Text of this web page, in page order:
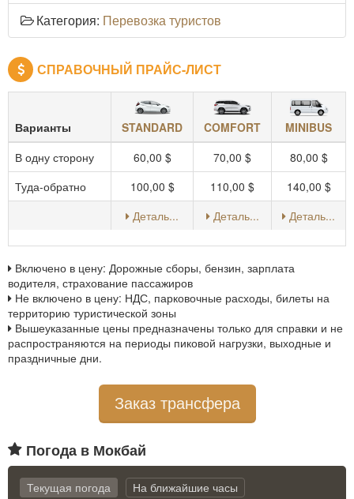
Категория: Перевозка туристов
СПРАВОЧНЫЙ ПРАЙС-ЛИСТ
Варианты STANDARD COMFORT
MINIBUS
В одну сторону
60,00 $ 70,00 $
80,00 $
Туда-обратно
100,00 $ 110,00 $
140,00 $
Деталь...
Деталь... Деталь...
Включено в цену: Дорожные сборы, бензин, зарплата
водителя, страхование пассажиров
Не включено в цену: НДС, парковочные расходы, билеты на
территорию туристической зоны
Вышеуказанные цены предназначены только для справки и не
распространяются на периоды пиковой нагрузки, выходные и
праздничные дни.
Заказ трансфера
Погода в Мокбай
Текущая погода На ближайшие часы